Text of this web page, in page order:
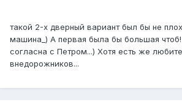
такой 2-х дверный вариант был бы не
машина_) А первая была бы большая чтоб!
согласна с Петром...) Хотя есть же
внедорожников...